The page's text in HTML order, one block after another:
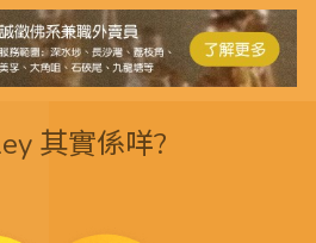
其實係咩?